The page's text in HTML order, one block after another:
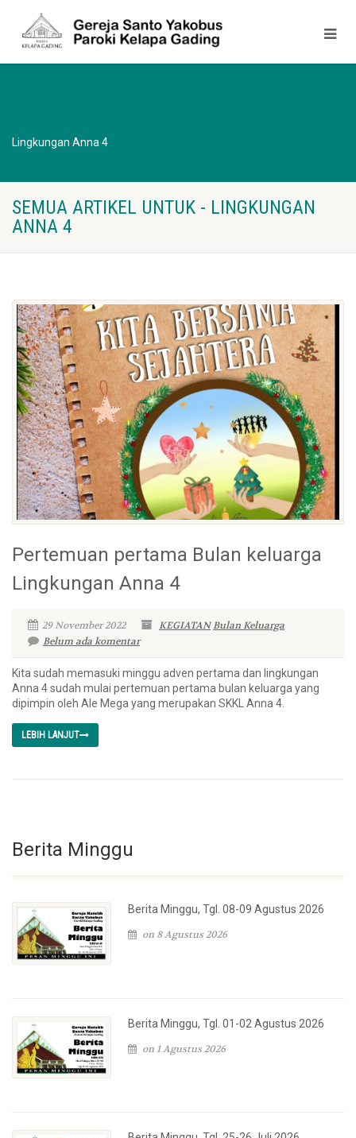
Lingkungan Anna 4
SEMUA ARTIKEL UNTUK - LINGKUNGAN
ANNA 4
Pertemuan pertama Bulan keluarga
Lingkungan Anna 4
29 November 2022 KEGIATANBulan Keluarga
Belum ada komentar
Kita sudah memasuki minggu adven pertama dan lingkungan
Anna 4 sudah mulai pertemuan pertama bulan keluarga yang
dipimpin oleh Ale Mega yang merupakan SKKL Anna 4.
LEBIH LANJUT
Berita Minggu
Berita Minggu, Tgl. 08-09 Agustus 2026
on 8 Agustus 2026
Berita Minggu, Tgl. 01-02 Agustus 2026
on 1 Agustus 2026